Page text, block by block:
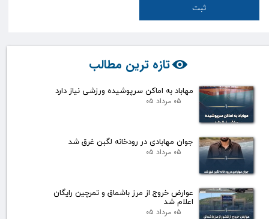
تازه ترین مطالب
مهاباد به اماکن سرپوشیده ورزشی نیاز دارد
۰۵ مرداد ۰۵
جوان مهابادی در رودخانه لگبن غرق شد
۰۵ مرداد ۰۵
عوارض خروج از مرز باشماق و تمرچین رایگان
اعلام شد
۰۵ مرداد ۰۵
ثبت